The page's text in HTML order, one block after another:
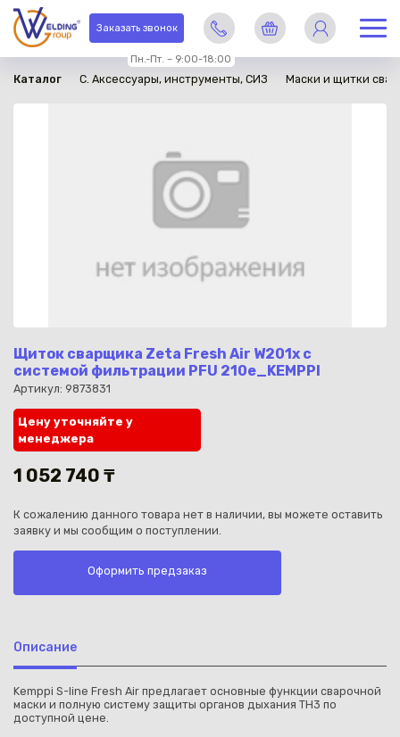
Заказать звонок
Пн.-Пт. – 9:00-18:00
Каз
Каталог C. Аксессуары, инструменты, СИЗ Маски и щитки
Щиток сварщика Zeta Fresh Air W201x с
системой фильтрации PFU 210e_KEMPPI
Артикул: 9873831
в наличии
Цену уточняйте у
менеджера
1 052 740 ₸
К сожалению данного товара нет в наличии, вы можете оставить
заявку и мы сообщим о поступлении.
Оформить предзаказ
Описание
Kemppi S-line Fresh Air предлагает основные функции сварочной
маски и полную систему защиты органов дыхания TH3 по
доступной цене.